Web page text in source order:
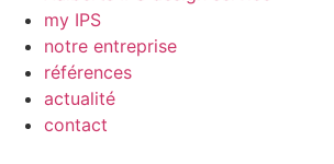
my IPS
notre entreprise
références
actualité
contact